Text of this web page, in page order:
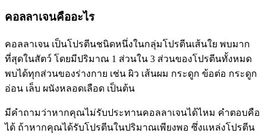
คอลลาเจนคืออะไร
คอลลาเจน เป็นโปรตีนชนิดหนึ่งในกลุ่มโปรตีนเส้นใย พบมาก
ที่สุดในสัตว์ โดยมีปริมาณ 1 ส่วนใน 3 ส่วนของโปรตีนทั้งหมด
พบได้ทุกส่วนของร่างกาย เช่น ผิว เส้นผม กระดูก ข้อต่อ กระดูก
อ่อน เล็บ ผนังหลอดเลือด เป็นต้น
มีคำถามว่าหากคุณไม่รับประทานคอลลาเจนได้ไหม คำตอบคือ
ได้ ถ้าหากคุณได้รับโปรตีนในปริมาณเพียงพอ ซึ่งแหล่งโปรตีน